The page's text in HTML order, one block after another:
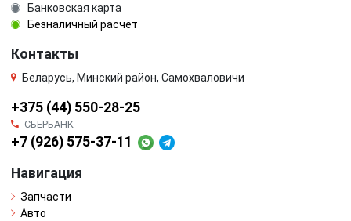
Банковская карта
Безналичный расчёт
Контакты
Беларусь, Минский район, Самохваловичи
+375 (44) 550-28-25
СБЕРБАНК
+7 (926) 575-37-11
Навигация
Запчасти
Авто